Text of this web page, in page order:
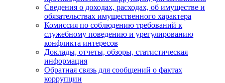
Сведения о доходах, расходах, об имуществе и
обязательствах имущественного характера
Комиссия по соблюдению требований к
служебному поведению и урегулированию
конфликта интересов
Доклады, отчеты, обзоры, статистическая
информация
Обратная связь для сообщений о фактах
коррупции